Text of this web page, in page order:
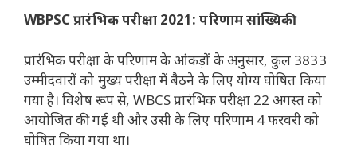
WBPSC प्रारंभिक परीक्षा 2021: परिणाम सांख्यिकी
प्रारंभिक परीक्षा के परिणाम के आंकड़ों के अनुसार, कुल 3833
उम्मीदवारों को मुख्य परीक्षा में बैठने के लिए योग्य घोषित किया
गया है। विशेष रूप से, WBCS प्रारंभिक परीक्षा 22 अगस्त को
आयोजित की गई थी और उसी के लिए परिणाम 4 फरवरी को
घोषित किया गया था।